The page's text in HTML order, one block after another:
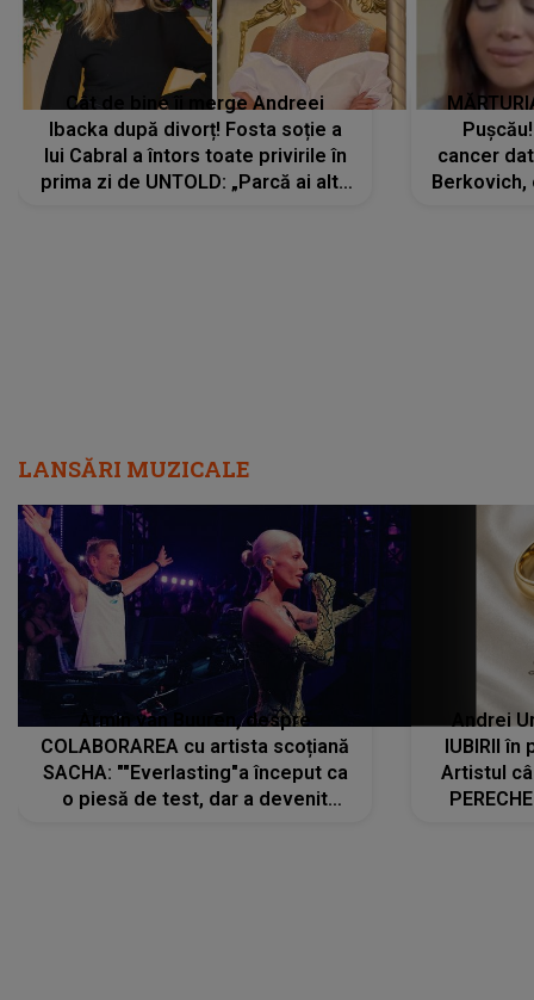
Cât de bine îi merge Andreei
Ibacka după divorț! Fosta soție a
lui Cabral a întors toate privirile în
prima zi de UNTOLD: „Parcă ai altă
cancer
Berkovich,
LANSĂRI MUZICALE
Armin van Buuren, despre
COLABORAREA cu artista scoțiană
SACHA: ""Everlasting"a început ca
o piesă de test, dar a devenit
Andrei
IUBIRII
Artistul